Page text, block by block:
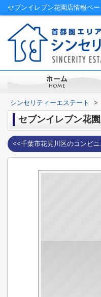
セブンイレブン花園店情報ペ
シンセリティーエステート >
セブンイレブン花
<<千葉市花見川区のコンビ